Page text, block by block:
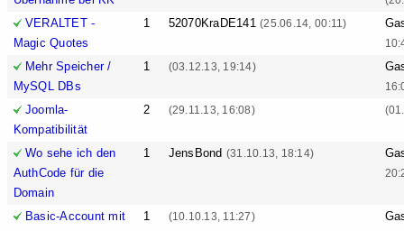
VERALTET -
Magic Quotes
1 52070KraDE141(25.06.14, 00:11)
Mehr Speicher /
MySQL DBs
1 (03.12.13, 19:14)
Joomla-
Kompatibilität
2 (29.11.13, 16:08)
Wo sehe ich den
AuthCode für die
Domain
1 JensBond (31.10.13, 18:14)
Basic-Account mit
1 (10.10.13, 11:27)